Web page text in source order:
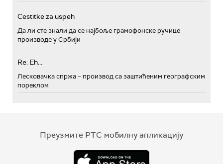
Cestitke za uspeh
Да ли сте знали да се најбоље грамофонске ручице
производе у Србији
Re: Eh...
Лесковачка спржа – производ са заштићеним географским
пореклом
Преузмите РТС мобилну апликацију